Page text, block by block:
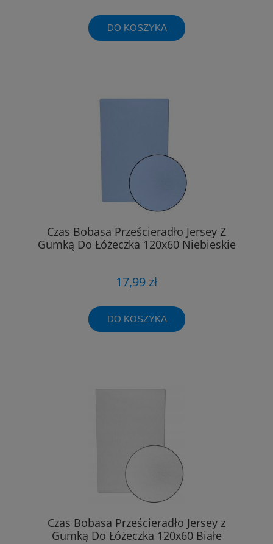
DO KOSZYKA
Czas Bobasa Prześcieradło Jersey Z
Gumką Do Łóżeczka 120x60 Niebieskie
17,99 zł
DO KOSZYKA
Czas Bobasa Prześcieradło Jersey z
Gumką Do Łóżeczka 120x60 Białe